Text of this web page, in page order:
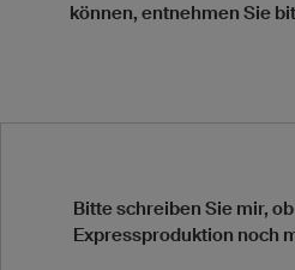
können, entnehmen Sie
Bitte schreiben Sie mir,
Expressproduktion noch